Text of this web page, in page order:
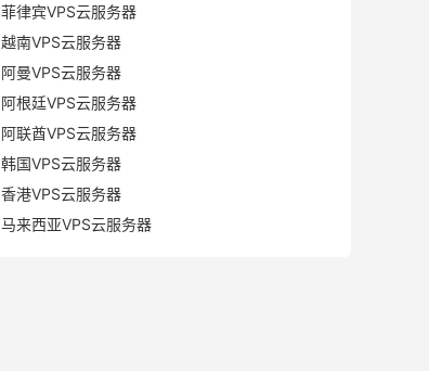
菲律宾VPS云服务器
越南VPS云服务器
阿曼VPS云服务器
阿根廷VPS云服务器
阿联酋VPS云服务器
韩国VPS云服务器
香港VPS云服务器
马来西亚VPS云服务器